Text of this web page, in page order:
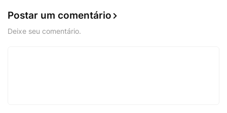
Postar um comentário
Deixe seu comentário.